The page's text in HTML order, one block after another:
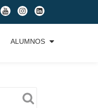
fa-
youtube
fa-
instagram
fa-
linkedin-
square
ALUMNOS